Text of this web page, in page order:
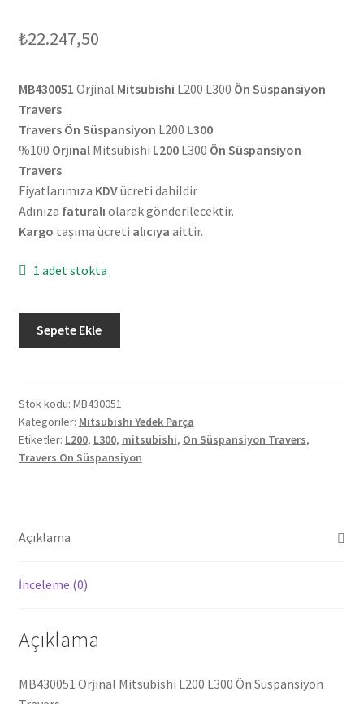
₺22.247,50
MB430051 Orjinal Mitsubishi L200 L300 Ön Süspansiyon
Travers
Travers Ön Süspansiyon L200 L300
%100 OrjinalMitsubishi L200L300 Ön Süspansiyon
Travers
Fiyatlarımıza KDVücreti dahildir
Adınıza faturalı olarak gönderilecektir.
Kargo taşıma ücreti alıcıya aittir.
1 adet stokta
Mitsubishi
Ön
Süspansiyon
Travers
MB430051
Sepete Ekle
Stok kodu: MB430051
Kategoriler: Mitsubishi Yedek Parça
Etiketler: L200, L300, mitsubishi, Ön Süspansiyon Travers,
Travers Ön Süspansiyon
Açıklama
İnceleme (0)
Açıklama
MB430051 Orjinal Mitsubishi L200 L300 Ön Süspansiyon